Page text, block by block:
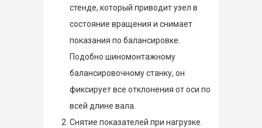
стенде, который приводит узел в
состояние вращения и снимает
показания по балансировке.
Подобно шиномонтажному
балансировочному станку, он
фиксирует все отклонения от оси по
всей длине вала.
Снятие показателей при нагрузке.